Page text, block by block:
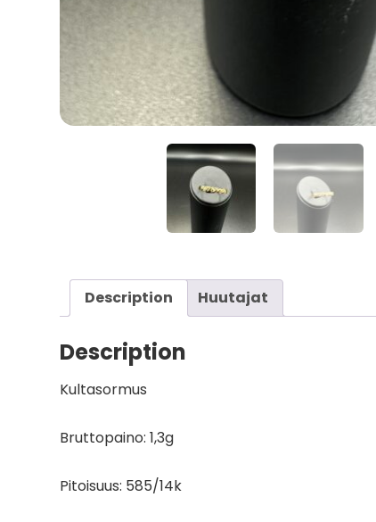
Description Huutajat
Description
Kultasormus
Bruttopaino: 1,3g
Pitoisuus: 585/14k